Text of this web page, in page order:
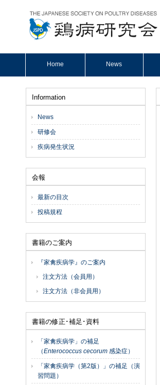
Home News
Information
News
研修会
疾病発生状況
会報
最新の目次
投稿規程
書籍のご案内
『家禽疾病学』のご案内
注文方法（会員用）
注文方法（非会員用）
書籍の修正･補足･資料
「家禽疾病学」の補足
（Enterococcus cecorum 感染症）
「家禽疾病学（第2版）」の補足（演
習問題）